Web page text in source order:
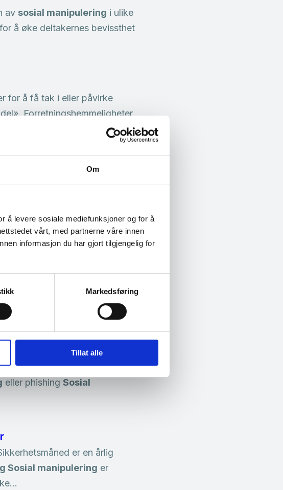
Om
å levere sosiale mediefunksjoner og for å
vårt, med partnerne våre innen
informasjon du har gjort tilgjengelig for
Markedsføring
Tillat alle
av sosial manipulering i ulike
for å øke deltakernes bevissthet
for å få tak i eller påvirke
Forretningshemmeligheter,
IT-systemer kan være…
i digital sikkerhet, basert
å styrke din digitale sikkerhet.
for å møte
og avanserte
Det finnes også andre
eller phishing Sosial
er en årlig
Sosial manipulering er